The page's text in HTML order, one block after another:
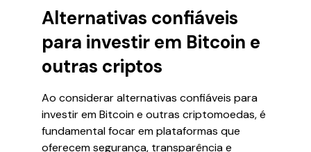
Alternativas confiáveis
para investir em Bitcoin e
outras criptos
Ao considerar alternativas confiáveis para
investir em Bitcoin e outras criptomoedas, é
fundamental focar em plataformas que
oferecem segurança, transparência e